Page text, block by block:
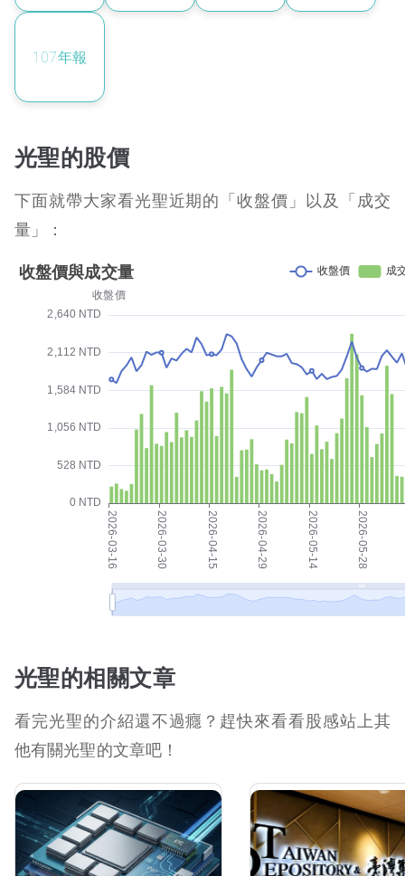
107年報
光聖的股價
下面就帶大家看光聖近期的「收盤價」以及「成交
量」：
光聖的相關文章
看完光聖的介紹還不過癮？趕快來看看股感站上其
他有關光聖的文章吧！